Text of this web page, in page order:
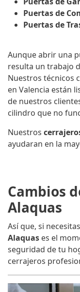
Puertas de
Puertas de
Aunque abrir una
resulta un trabajo
Nuestros técnicos
en Valencia están
de nuestros
cilindro que no
Nuestros
ayudaran en la
Cambios
Alaquas
Así que, si necesitas
Alaquas es el
seguridad de tu
cerrajeros